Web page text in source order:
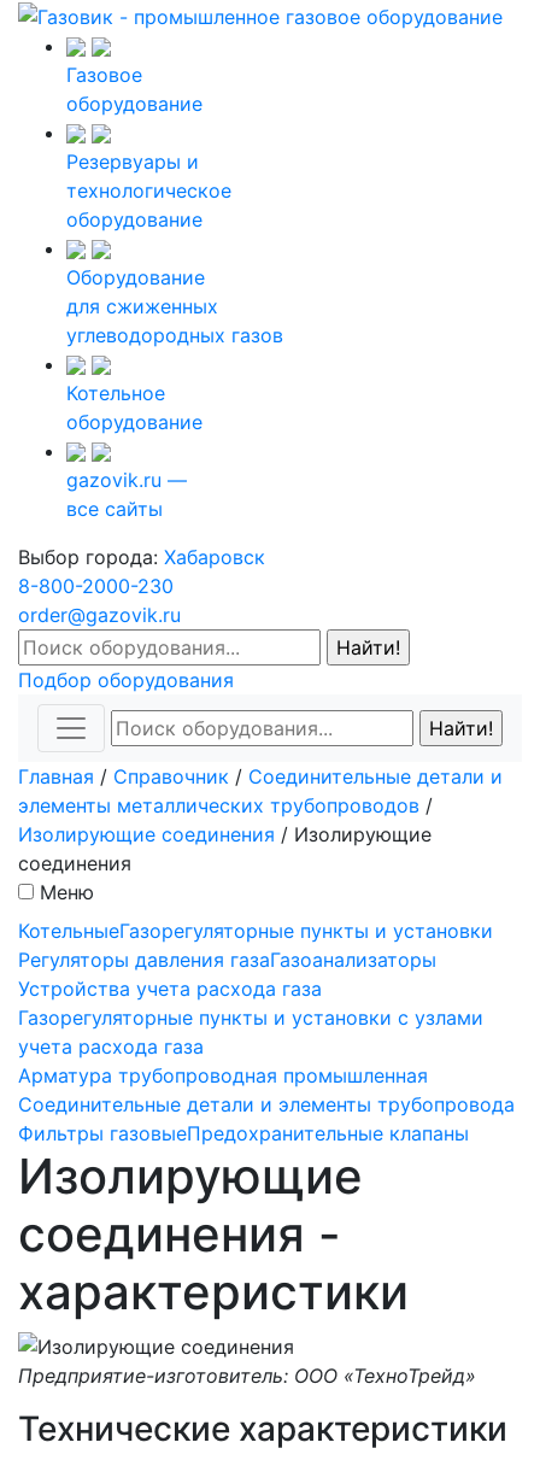
Газовое
оборудование
Резервуары и
технологическое
оборудование
Оборудование
для сжиженных
углеводородных газов
Котельное
оборудование
gazovik.ru —
все сайты
Выбор города: Хабаровск
8-800-2000-230
order@gazovik.ru
Подбор оборудования
Главная / Справочник / Соединительные детали и
элементы металлических трубопроводов /
Изолирующие соединения / Изолирующие
соединения
Меню
КотельныеГазорегуляторные пункты и установки
Регуляторы давления газаГазоанализаторы
Устройства учета расхода газа
Газорегуляторные пункты и установки с узлами
учета расхода газа
Арматура трубопроводная промышленная
Соединительные детали и элементы трубопровода
Фильтры газовыеПредохранительные клапаны
Изолирующие
соединения -
характеристики
Предприятие-изготовитель: ООО «ТехноТрейд»
Технические характеристики